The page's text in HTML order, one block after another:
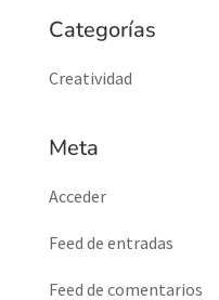
Categorías
Creatividad
Meta
Acceder
Feed de entradas
Feed de comentarios